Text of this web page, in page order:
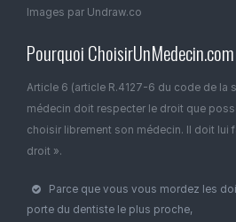
Images par Undraw.co
Pourquoi
Article 6 (article R.4127-6 du code de la
médecin doit respecter le droit que
choisir librement son médecin. Il doit lui
droit ».
Parce que vous vous mordez les
porte du dentiste le plus proche,